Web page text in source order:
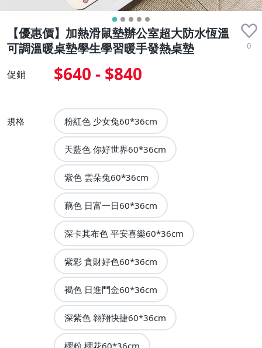
【優惠價】加熱滑鼠墊辦公室超大防水恆溫
可調溫暖桌墊學生學習暖手發熱桌墊
0
促銷 $640 - $840
規格 粉紅色 少女兔60*36cm
天藍色 你好世界60*36cm
紫色 雲朵兔60*36cm
藕色 日富一日60*36cm
深卡其布色 平安喜樂60*36cm
紫彩 貪財好色60*36cm
褐色 日進鬥金60*36cm
深紫色 翱翔快捷60*36cm